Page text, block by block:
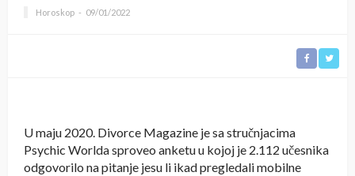
Horoskop 09/01/2022
U maju 2020. Divorce Magazine je sa stručnjacima
Psychic Worlda sproveo anketu u kojoj je 2.112 učesnika
odgovorilo na pitanje jesu li ikad pregledali mobilne